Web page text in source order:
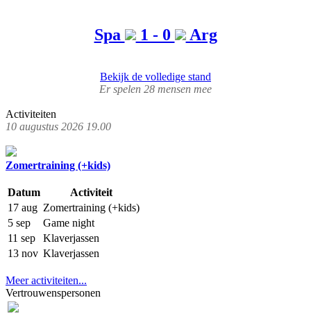
Spa 1 - 0 Arg
Bekijk de volledige stand
Er spelen 28 mensen mee
Activiteiten
10 augustus 2026 19.00
Zomertraining (+kids)
Datum
Activiteit
17 aug Zomertraining (+kids)
5 sep
Game night
11 sep
Klaverjassen
13 nov Klaverjassen
Meer activiteiten...
Vertrouwenspersonen